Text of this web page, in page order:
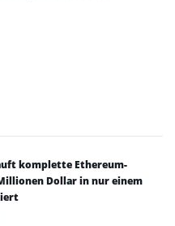
komplette Ethereum-
Dollar in nur einem